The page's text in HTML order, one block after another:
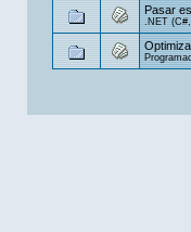
Pasar
.NET